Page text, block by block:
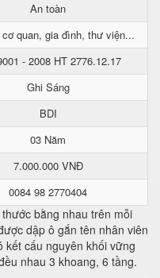
An toàn
quan, gia đình, thư viện...
- 2008 HT 2776.12.17
Ghi Sáng
BDI
03 Năm
7.000.000 VNĐ
0084 98 2770404
bằng nhau trên mỗi
dập ô gắn tên nhân viên
kết cấu nguyên khối vững
nhau 3 khoang, 6 tầng.